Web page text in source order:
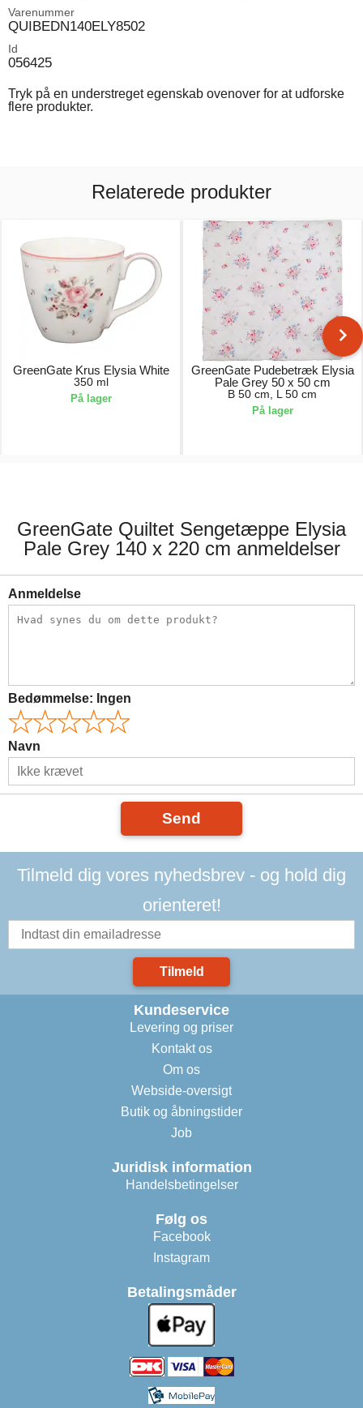
Varenummer
QUIBEDN140ELY8502
Id
056425
Tryk på en understreget egenskab ovenover for at udforske
flere produkter.
Relaterede produkter
GreenGate Krus Elysia White
350 ml
På lager
GreenGate Pudebetræk Elysia
Pale Grey 50 x 50 cm
B 50 cm, L 50 cm
På lager
GreenGate Quiltet Sengetæppe Elysia
Pale Grey 140 x 220 cm anmeldelser
Anmeldelse
Bedømmelse: Ingen
Navn
Send
Tilmeld dig vores nyhedsbrev - og hold dig
orienteret!
Tilmeld
Kundeservice
Levering og priser
Kontakt os
Om os
Webside-oversigt
Butik og åbningstider
Job
Juridisk information
Handelsbetingelser
Følg os
Facebook
Instagram
Betalingsmåder